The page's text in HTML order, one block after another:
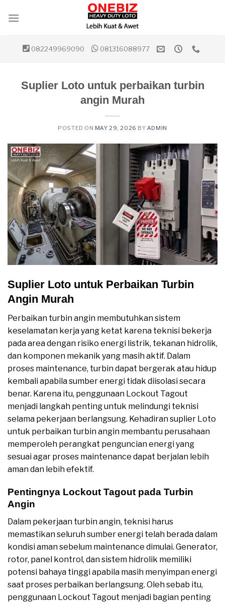
082249969090 081316088977
Suplier Loto untuk perbaikan turbin
angin Murah
POSTED ON MAY 29, 2026 BY ADMIN
Suplier Loto untuk Perbaikan Turbin
Angin Murah
Perbaikan turbin angin membutuhkan sistem
keselamatan kerja yang ketat karena teknisi bekerja
pada area dengan risiko energi listrik, tekanan hidrolik,
dan komponen mekanik yang masih aktif. Dalam
proses maintenance, turbin dapat bergerak atau hidup
kembali apabila sumber energi tidak diisolasi secara
benar. Karena itu, penggunaan Lockout Tagout
menjadi langkah penting untuk melindungi teknisi
selama pekerjaan berlangsung. Kehadiran suplier Loto
untuk perbaikan turbin angin membantu perusahaan
memperoleh perangkat penguncian energi yang
sesuai agar proses maintenance dapat berjalan lebih
aman dan lebih efektif.
Pentingnya Lockout Tagout pada Turbin
Angin
Dalam pekerjaan turbin angin, teknisi harus
memastikan seluruh sumber energi telah berada dalam
kondisi aman sebelum maintenance dimulai. Generator,
rotor, panel kontrol, dan sistem hidrolik memiliki
potensi bahaya tinggi apabila masih menyimpan energi
saat proses perbaikan berlangsung. Oleh sebab itu,
penggunaan Lockout Tagout menjadi bagian penting